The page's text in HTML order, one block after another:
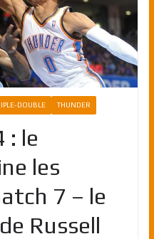
DOUBLE THUNDER
: le
les
7 – le
Russell